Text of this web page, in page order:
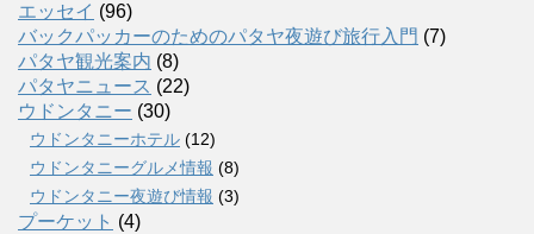
エッセイ (96)
バックパッカーのためのパタヤ夜遊び旅行入門 (7)
パタヤ観光案内 (8)
パタヤニュース (22)
ウドンタニー (30)
ウドンタニーホテル (12)
ウドンタニーグルメ情報 (8)
ウドンタニー夜遊び情報 (3)
プーケット (4)